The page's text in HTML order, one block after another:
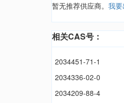
暂无推荐供应商。 我
相关CAS号：
2034451-71-1
2034336-02-0
2034209-88-4